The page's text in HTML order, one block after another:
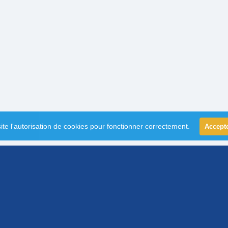
l'autorisation de cookies pour fonctionner correctement.